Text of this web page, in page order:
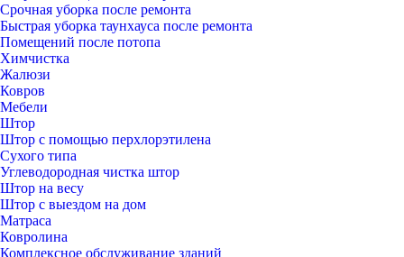
Срочная уборка после ремонта
Быстрая уборка таунхауса после ремонта
Помещений после потопа
Химчистка
Жалюзи
Ковров
Мебели
Штор
Штор с помощью перхлорэтилена
Сухого типа
Углеводородная чистка штор
Штор на весу
Штор с выездом на дом
Матраса
Ковролина
Комплексное обслуживание зданий